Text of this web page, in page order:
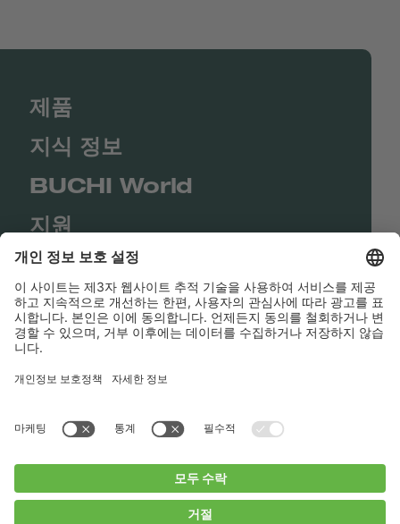
제품
지식 정보
BUCHI World
지원
Shop
Contact us
BUCHI Worldwide
Blogs